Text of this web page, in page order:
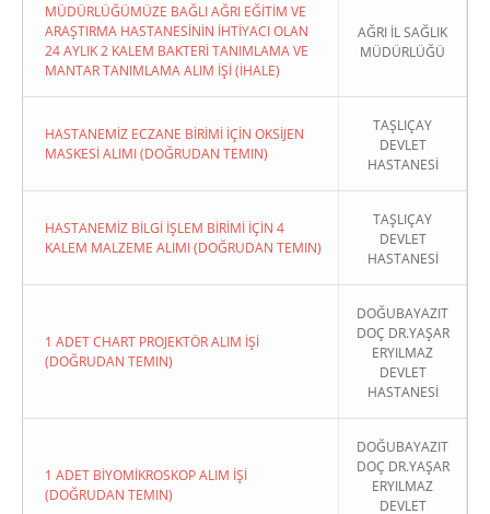
MÜDÜRLÜĞÜMÜZE BAĞLI AĞRI EĞİTİM VE
ARAŞTIRMA HASTANESİNİN İHTİYACI OLAN
24 AYLIK 2 KALEM BAKTERİ TANIMLAMA VE
MANTAR TANIMLAMA ALIM İŞİ (İHALE)
AĞRI İL SAĞLIK
MÜDÜRLÜĞÜ
HASTANEMİZ ECZANE BİRİMİ İÇİN OKSİJEN
MASKESİ ALIMI (DOĞRUDAN TEMIN)
TAŞLIÇAY
DEVLET
HASTANESİ
HASTANEMİZ BİLGİ İŞLEM BİRİMİ İÇİN 4
KALEM MALZEME ALIMI (DOĞRUDAN TEMIN)
TAŞLIÇAY
DEVLET
HASTANESİ
1 ADET CHART PROJEKTÖR ALIM İŞİ
(DOĞRUDAN TEMIN)
DOĞUBAYAZIT
DOÇ DR.YAŞAR
ERYILMAZ
DEVLET
HASTANESİ
1 ADET BİYOMİKROSKOP ALIM İŞİ
(DOĞRUDAN TEMIN)
DOĞUBAYAZIT
DOÇ DR.YAŞAR
ERYILMAZ
DEVLET